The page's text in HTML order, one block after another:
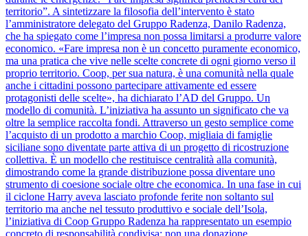
territorio”. A sintetizzare la filosofia dell’intervento è stato
l’amministratore delegato del Gruppo Radenza, Danilo Radenza,
che ha spiegato come l’impresa non possa limitarsi a produrre valore
economico. «Fare impresa non è un concetto puramente economico,
ma una pratica che vive nelle scelte concrete di ogni giorno verso il
proprio territorio. Coop, per sua natura, è una comunità nella quale
anche i cittadini possono partecipare attivamente ed essere
protagonisti delle scelte», ha dichiarato l’AD del Gruppo. Un
modello di comunità. L’iniziativa ha assunto un significato che va
oltre la semplice raccolta fondi. Attraverso un gesto semplice come
l’acquisto di un prodotto a marchio Coop, migliaia di famiglie
siciliane sono diventate parte attiva di un progetto di ricostruzione
collettiva. È un modello che restituisce centralità alla comunità,
dimostrando come la grande distribuzione possa diventare uno
strumento di coesione sociale oltre che economica. In una fase in cui
il ciclone Harry aveva lasciato profonde ferite non soltanto sul
territorio ma anche nel tessuto produttivo e sociale dell’Isola,
l’iniziativa di Coop Gruppo Radenza ha rappresentato un esempio